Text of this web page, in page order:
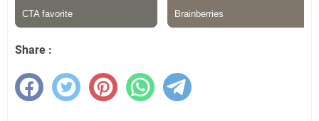
Share :